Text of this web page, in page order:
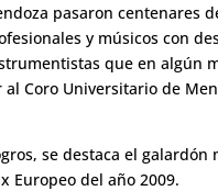
pasaron centenares
y músicos con
que en algún
Coro Universitario de
se destaca el
Europeo del año 2009.